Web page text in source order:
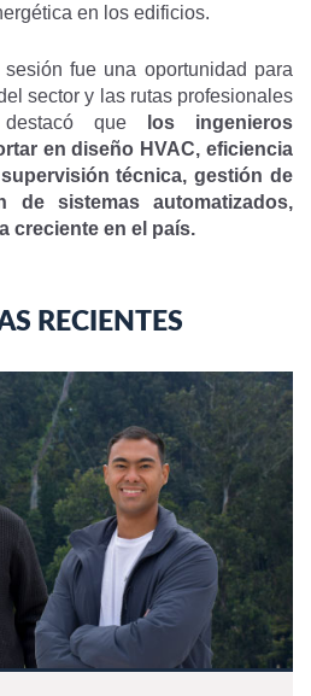
en los edificios.
fue una oportunidad para
sector y las rutas profesionales
que
los ingenieros
en diseño HVAC, eficiencia
técnica, gestión de
de sistemas automatizados,
creciente en el país.
RECIENTES